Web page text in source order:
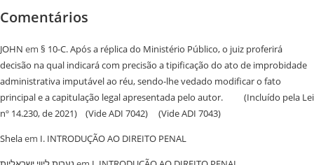
Comentários
JOHN em § 10-C. Após a réplica do Ministério Público, o juiz proferirá
decisão na qual indicará com precisão a tipificação do ato de improbidade
administrativa imputável ao réu, sendo-lhe vedado modificar o fato
principal e a capitulação legal apresentada pelo autor. (Incluído pela Lei
nº 14.230, de 2021) (Vide ADI 7042) (Vide ADI 7043)
Shelaem I. INTRODUÇÃO AO DIREITO PENAL